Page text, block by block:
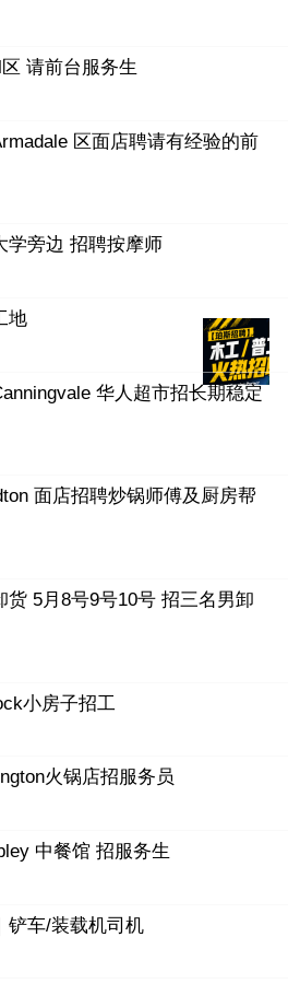
请前台服务生
区面店聘请有经验的前
学旁边 招聘按摩师
地
华人超市招长期稳定
面店招聘炒锅师傅及厨房帮
货 5月8号9号10号 招三名男卸
小房子招工
火锅店招服务员
中餐馆 招服务生
铲车/装载机司机